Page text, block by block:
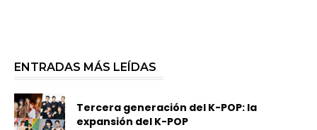
ENTRADAS MÁS LEÍDAS
Tercera generación del K-POP: la
expansión del K-POP